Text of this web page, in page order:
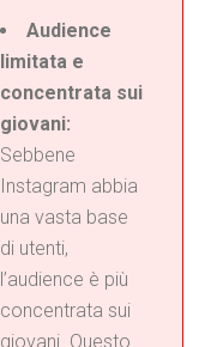
Audience
limitata e
concentrata sui
giovani:
Sebbene
Instagram abbia
una vasta base
di utenti,
l’audience è più
concentrata sui
giovani. Questo